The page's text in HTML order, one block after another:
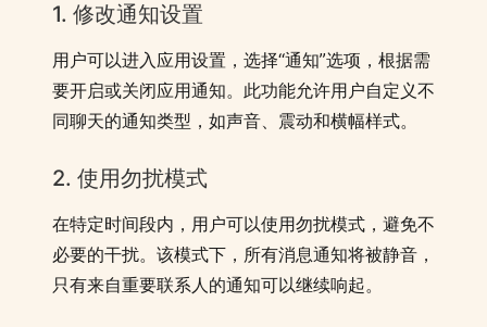
1. 修改通知设置
用户可以进入应用设置，选择“通知”选项，根据需
要开启或关闭应用通知。此功能允许用户自定义不
同聊天的通知类型，如声音、震动和横幅样式。
2. 使用勿扰模式
在特定时间段内，用户可以使用勿扰模式，避免不
必要的干扰。该模式下，所有消息通知将被静音，
只有来自重要联系人的通知可以继续响起。